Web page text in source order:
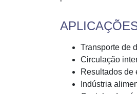
Transporte de
Circulação
Resultados de
Indústria